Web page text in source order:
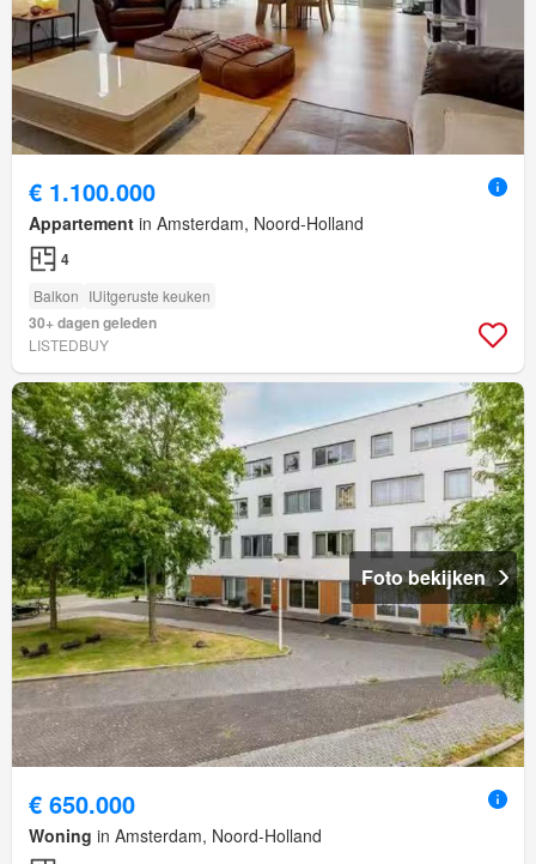
€ 1.100.000
Appartement in Amsterdam, Noord-Holland
4
Balkon IUitgeruste keuken
30+ dagen geleden
LISTEDBUY
Foto bekijken
€ 650.000
Woning in Amsterdam, Noord-Holland